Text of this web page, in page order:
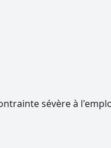
sévère à